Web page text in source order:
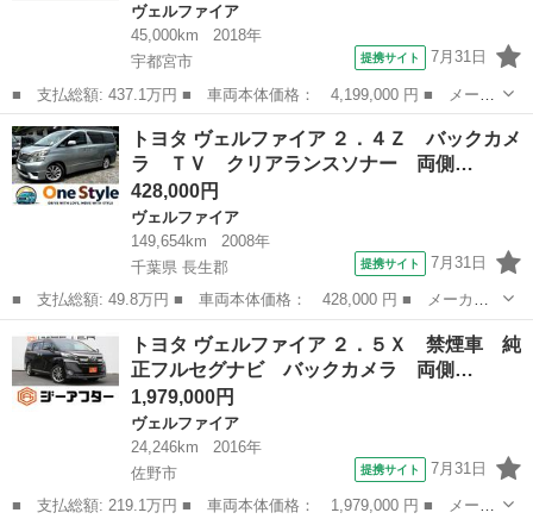
ヴェルファイア
45,000km
2018年
宇都宮市
提携サイト 7月31日
■ 支払総額: 437.1万円 ■ 車両本体価格： 4,199,000 円 ■ メーカ
ー名： トヨタ ■ 車種名： ヴェルファイアハイブリッド ■ グレ
ード名： ＺＲ Ｇエディション 禁煙／トヨタセーフティセンス／
４ＷＤ／...
栃木 宇都宮市 ヴェルファイア
トヨタ ヴェルファイア ２．４Ｚ バックカメ
ラ ＴＶ クリアランスソナー 両側…
428,000円
ヴェルファイア
149,654km
2008年
千葉県 長生郡
提携サイト 7月31日
■ 支払総額: 49.8万円 ■ 車両本体価格： 428,000 円 ■ メーカー
名： トヨタ ■ 車種名： ヴェルファイア ■ グレード名： ２．
４Ｚ バックカメラ ＴＶ クリアランスソナー 両側電動スライド
ドア オート...
千葉 長生郡 ヴェルファイア
トヨタ ヴェルファイア ２．５Ｘ 禁煙車 純
正フルセグナビ バックカメラ 両側…
1,979,000円
ヴェルファイア
24,246km
2016年
佐野市
提携サイト 7月31日
■ 支払総額: 219.1万円 ■ 車両本体価格： 1,979,000 円 ■ メーカ